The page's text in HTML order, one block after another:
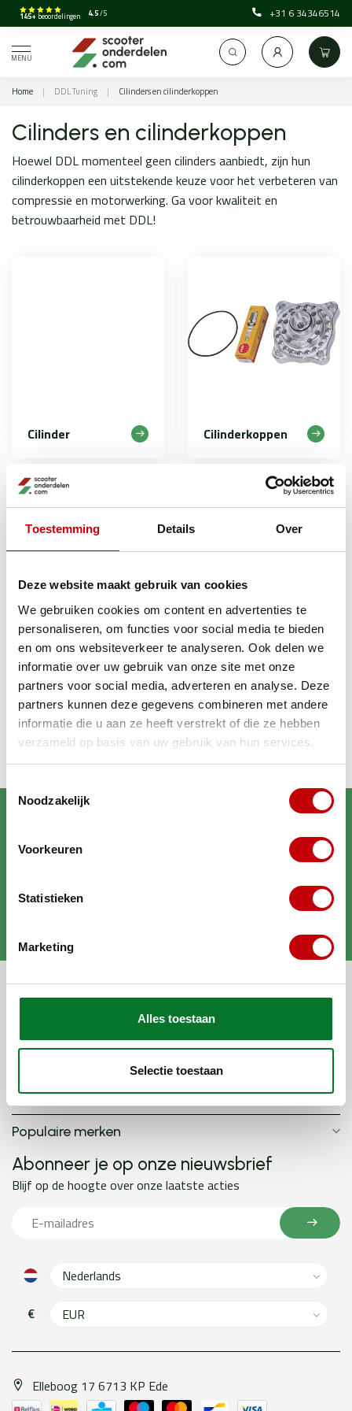
Toestemming Details Over
Deze website maakt gebruik van cookies
We gebruiken cookies om content en advertenties te
personaliseren, om functies voor social media te bieden
en om ons websiteverkeer te analyseren. Ook delen we
informatie over uw gebruik van onze site met onze
partners voor social media, adverteren en analyse. Deze
partners kunnen deze gegevens combineren met andere
informatie die u aan ze heeft verstrekt of die ze hebben
verzameld op basis van uw gebruik van hun services.
Noodzakelijk
Voorkeuren
Statistieken
Marketing
Alles toestaan
Selectie toestaan
145+ beoordelingen 4.5/5 +31 6 34346514
MENU
Home | DDL Tuning | Cilinders en cilinderkoppen
Cilinders en cilinderkoppen
Hoewel DDL momenteel geen cilinders aanbiedt, zijn hun
cilinderkoppen een uitstekende keuze voor het verbeteren van
compressie en motorwerking. Ga voor kwaliteit en
betrouwbaarheid met DDL!
Cilinder Cilinderkoppen
Cilinderkoppen van DDL – Kwaliteit en Prestaties
Met de hoogwaardige cilinderkoppen van DDL geef je jouw
verdient. DDL biedt duurzame en perfect passende
cilinderkoppen, ideaal voor diverse scootermodellen en voor
wie maximale prestaties zoekt.
Hoewel DDL momenteel geen cilinders aanbiedt, zijn hun
cilinderkoppen een uitstekende keuze voor het verbeteren van
compressie en motorwerking. Ga voor kwaliteit en
betrouwbaarheid met DDL!
Brengt jouw scooter in
Algemene informatie
Populaire categorieën
Populaire merken
Abonneer je op onze nieuwsbrief
Blijf op de hoogte over onze laatste acties
€
Elleboog 17 6713 KP Ede